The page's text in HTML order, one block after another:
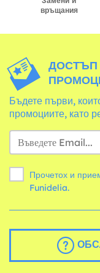
връщания
ДОСТЪП
Бъдете първи,
промоциите, като
Прочетох и
Funidelia.